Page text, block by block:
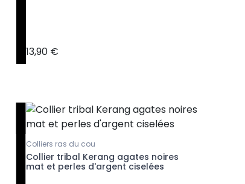
13,90 €
Colliers ras du cou
Collier tribal Kerang agates noires
mat et perles d'argent ciselées